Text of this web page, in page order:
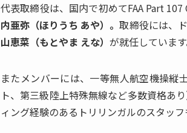
代表取締役は、国内で初めてFAA Part
内亜弥（ほりうち あや）。取締役には、
山恵菜（もとやま えな） が就任しています
またメンバーには、一等無人航空機操
ト、第三級陸上特殊無線など多数資格あ
ィング経験のあるトリリンガルのスタッフ